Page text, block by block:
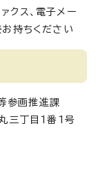
クス、電子メー
持ちください
参画推進課
三丁目1番1号